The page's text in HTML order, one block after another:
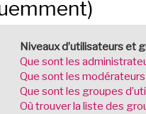
Niveaux d’utilisateurs et
Que sont les
Que sont les modérateurs
Que sont les groupes
Où trouver la liste des